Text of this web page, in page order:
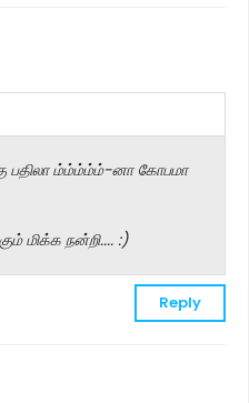
பதிலா ம்ம்ம்ம்ம்-னா கோபமா
மிக்க நன்றி.... :)
Reply